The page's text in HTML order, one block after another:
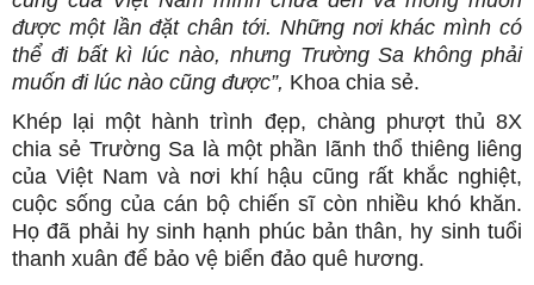
được một lần đặt chân tới. Những nơi khác mình có
thể đi bất kì lúc nào, nhưng Trường Sa không phải
muốn đi lúc nào cũng được”, Khoa chia sẻ.
Khép lại một hành trình đẹp, chàng phượt thủ 8X
chia sẻ Trường Sa là một phần lãnh thổ thiêng liêng
của Việt Nam và nơi khí hậu cũng rất khắc nghiệt,
cuộc sống của cán bộ chiến sĩ còn nhiều khó khăn.
Họ đã phải hy sinh hạnh phúc bản thân, hy sinh tuổi
thanh xuân để bảo vệ biển đảo quê hương.